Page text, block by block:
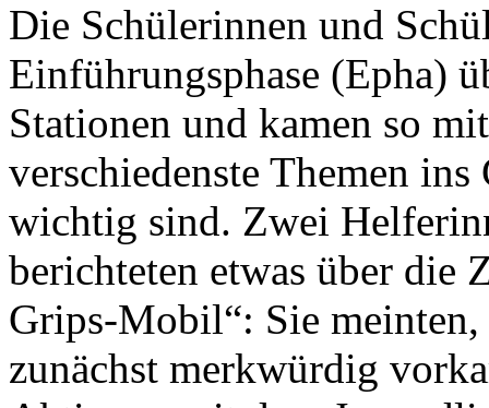
Die Schülerinnen und
Einführungsphase (Epha)
Stationen und kamen so
verschiedenste Themen
wichtig sind. Zwei
berichteten etwas über die
Grips-Mobil“: Sie meinten,
zunächst merkwürdig